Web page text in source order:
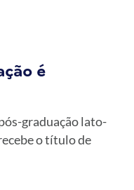
é
graduação lato-
o título de